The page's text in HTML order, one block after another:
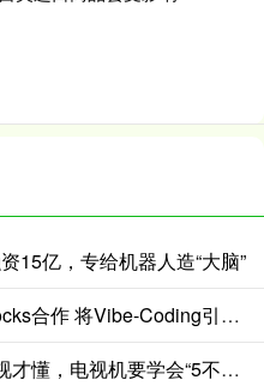
15亿，专给机器人造“大脑”
飞乐乐 亚马逊云与Superblocks合作 将Vibe-Coding引入企业私有云
天津配资大本营 换了3台电视才懂，电视机要学会“5不买”，都是花钱买的经验